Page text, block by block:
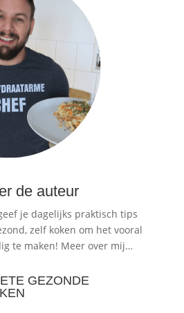
de auteur
je dagelijks praktisch tips
zelf koken om het vooral
te maken! Meer over mij…
GEZONDE